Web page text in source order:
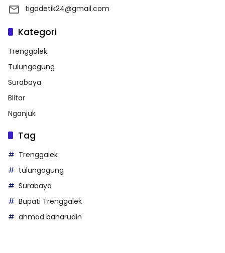
tigadetik24@gmail.com
Kategori
Trenggalek
Tulungagung
Surabaya
Blitar
Nganjuk
Tag
Trenggalek
tulungagung
Surabaya
Bupati Trenggalek
ahmad baharudin